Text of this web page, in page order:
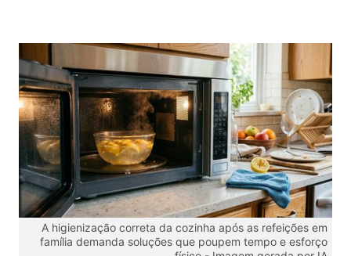
A higienização correta da cozinha após as refeições em
família demanda soluções que poupem tempo e esforço